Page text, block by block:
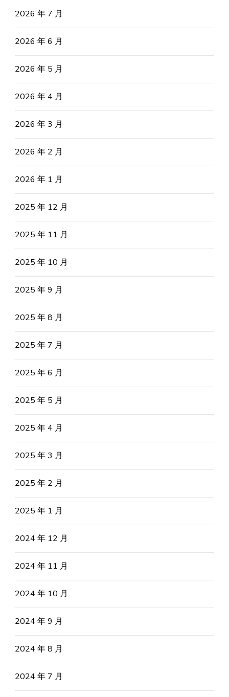
2026 年 7 月
2026 年 6 月
2026 年 5 月
2026 年 4 月
2026 年 3 月
2026 年 2 月
2026 年 1 月
2025 年 12 月
2025 年 11 月
2025 年 10 月
2025 年 9 月
2025 年 8 月
2025 年 7 月
2025 年 6 月
2025 年 5 月
2025 年 4 月
2025 年 3 月
2025 年 2 月
2025 年 1 月
2024 年 12 月
2024 年 11 月
2024 年 10 月
2024 年 9 月
2024 年 8 月
2024 年 7 月